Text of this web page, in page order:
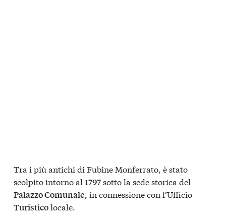
Tra i più antichi di Fubine Monferrato, è stato
scolpito intorno al 1797sotto la sede storica del
Palazzo Comunale, in connessione con l’Ufficio
Turisticolocale.